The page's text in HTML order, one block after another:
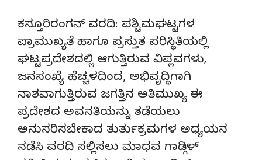
ಕಸ್ತೂರಿರಂಗನ್ ವರದಿ: ಪಶ್ಚಿಮಘಟ್ಟಗಳ
ಪ್ರಾಮುಖ್ಯತೆ ಹಾಗೂ ಪ್ರಸ್ತುತ ಪರಿಸ್ಥಿತಿಯಲ್ಲಿ
ಘಟ್ಟಪ್ರದೇಶದಲ್ಲಿ ಆಗುತ್ತಿರುವ ವಿಪ್ಲವಗಳು,
ಜನಸಂಖ್ಯೆ ಹೆಚ್ಚಳದಿಂದ, ಅಭಿವೃದ್ಧಿಗಾಗಿ
ನಾಶವಾಗುತ್ತಿರುವ ಜಗತ್ತಿನ ಅತಿಮುಖ್ಯ ಈ
ಪ್ರದೇಶದ ಅವನತಿಯನ್ನು ತಡೆಯಲು
ಅನುಸರಿಸಬೇಕಾದ ತುರ್ತುಕ್ರಮಗಳ ಅಧ್ಯಯನ
ನಡೆಸಿ ವರದಿ ಸಲ್ಲಿಸಲು ಮಾಧವ ಗಾಡ್ಗಿಳ್